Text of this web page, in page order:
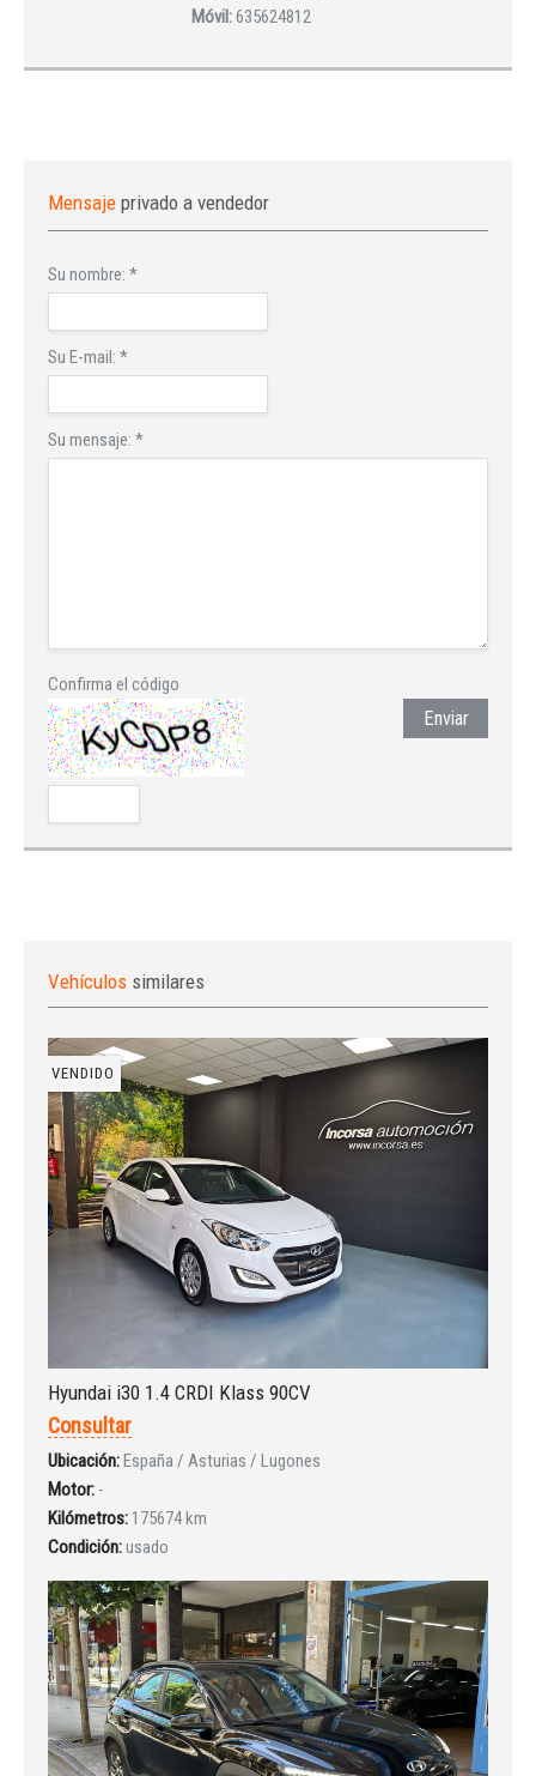
Iniciar sesión
Móvil:635624812
Mensaje privado a vendedor
Su nombre: *
Su E-mail: *
Su mensaje: *
Confirma el código
Enviar
Vehículos similares
VENDIDO
Hyundai i30 1.4 CRDI Klass 90CV
Consultar
Ubicación:España / Asturias / Lugones
Motor: -
Kilómetros: 175674 km
Condición:usado